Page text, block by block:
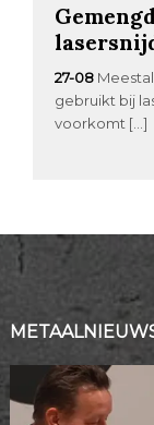
27-08
gebruikt bij
voorkomt […]